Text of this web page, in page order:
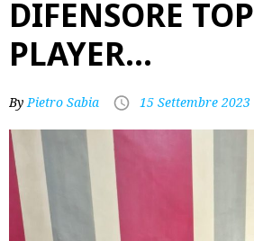
DIFENSORE TOP
PLAYER…
ByPietro Sabia 15 Settembre 2023